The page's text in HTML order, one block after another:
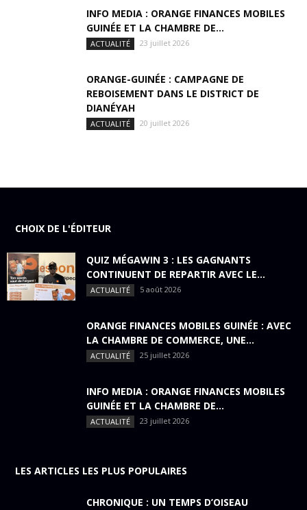
INFO MEDIA : ORANGE FINANCES MOBILES
GUINÉE ET LA CHAMBRE DE...
ACTUALITÉ 23 juillet 2026
ORANGE-GUINÉE : CAMPAGNE DE
REBOISEMENT DANS LE DISTRICT DE
DIANÉYAH
ACTUALITÉ 20 juillet 2026
CHOIX DE L'ÉDITEUR
QUIZ MÉGAWIN 3 : LES GAGNANTS
CONTINUENT DE REPARTIR AVEC LE...
ACTUALITÉ 5 août 2026
ORANGE FINANCES MOBILES GUINÉE : AVEC
LA CHAMBRE DE COMMERCE, UNE...
ACTUALITÉ 25 juillet 2026
INFO MEDIA : ORANGE FINANCES MOBILES
GUINÉE ET LA CHAMBRE DE...
ACTUALITÉ 23 juillet 2026
LES ARTICLES LES PLUS POPULAIRES
CHRONIQUE : UN TEMPS D’OISEAU